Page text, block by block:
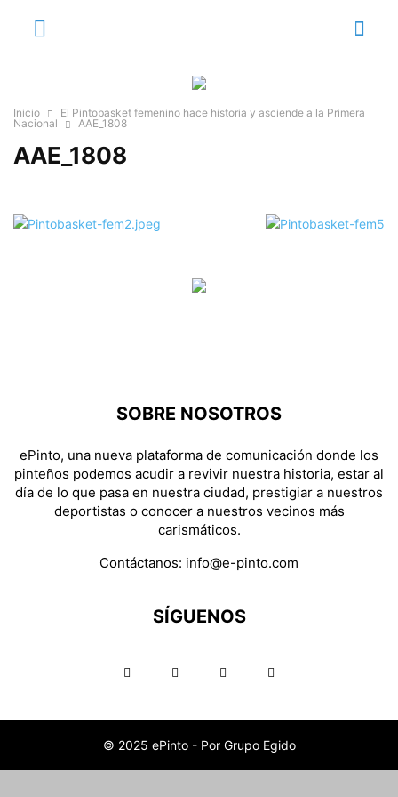
Inicio
El Pintobasket femenino hace historia y asciende a la Primera
Nacional
AAE_1808
AAE_1808
SOBRE NOSOTROS
ePinto, una nueva plataforma de comunicación donde los
pinteños podemos acudir a revivir nuestra historia, estar al
día de lo que pasa en nuestra ciudad, prestigiar a nuestros
deportistas o conocer a nuestros vecinos más
carismáticos.
Contáctanos: info@e-pinto.com
SÍGUENOS
© 2025 ePinto - Por Grupo Egido